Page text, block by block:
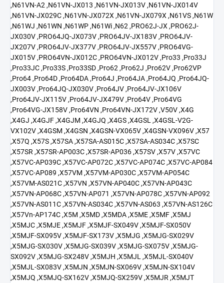
,N61VN-A2 ,N61VN-JX013 ,N61VN-JX013V ,N61VN-JX014V
,N61VN-JX029C ,N61VN-JX072X ,N61VN-JX079X ,N61VS ,N61W
,N61WJ ,N61WN ,N61WP ,N61Wi ,N62 ,PRO62J-JX ,PRO62J-
JX030V ,PRO64JQ-JX073V ,PRO64JV-JX183V ,PRO64JV-
JX207V ,PRO64JV-JX377V ,PRO64JV-JX557V ,PRO64VG-
JX015V ,PRO64VN-JX012C ,PRO64VN-JX012V ,Pro33 ,Pro33J
,Pro33JC ,Pro33S ,Pro33SD ,Pro62 ,Pro62J ,Pro62V ,Pro62VP
,Pro64 ,Pro64D ,Pro64DA ,Pro64J ,Pro64JA ,Pro64JQ ,Pro64JQ-
JX003V ,Pro64JQ-JX030V ,Pro64JV ,Pro64JV-JX106V
,Pro64JV-JX115V ,Pro64JV-JX479V ,Pro64V ,Pro64VG
,Pro64VG-JX158V ,Pro64VN ,Pro64VN-JX172V ,V50V ,X4G
,X4GJ ,X4GJF ,X4GJM ,X4GJQ ,X4GS ,X4GSL ,X4GSL-V2G-
VX102V ,X4GSM ,X4GSN ,X4GSN-VX065V ,X4GSN-VX096V ,X57
,X57Q ,X57S ,X57SA ,X57SA-AS015C ,X57SA-AS034C ,X57SC
,X57SR ,X57SR-AP003C ,X57SR-AP036 ,X57SV ,X57V ,X57VC
,X57VC-AP039C ,X57VC-AP072C ,X57VC-AP074C ,X57VC-AP084
,X57VC-AP089 ,X57VM ,X57VM-AP030C ,X57VM-AP054C
,X57VM-AS021C ,X57VN ,X57VN-AP040C ,X57VN-AP043C
,X57VN-AP068C ,X57VN-AP071 ,X57VN-AP078C ,X57VN-AP092
,X57VN-AS011C ,X57VN-AS034C ,X57VN-AS063 ,X57VN-AS126C
,X57Vn-AP174C ,X5M ,X5MD ,X5MDA ,X5ME ,X5MF ,X5MJ
,X5MJC ,X5MJE ,X5MJF ,X5MJF-SX049V ,X5MJF-SX050V
,X5MJF-SX095V ,X5MJF-SX173V ,X5MJG ,X5MJG-SX029V
,X5MJG-SX030V ,X5MJG-SX039V ,X5MJG-SX075V ,X5MJG-
SX092V ,X5MJG-SX248V ,X5MJH ,X5MJL ,X5MJL-SX040V
,X5MJL-SX083V ,X5MJN ,X5MJN-SX069V ,X5MJN-SX104V
,X5MJQ ,X5MJQ-SX162V ,X5MJQ-SX259V ,X5MJR ,X5MJT